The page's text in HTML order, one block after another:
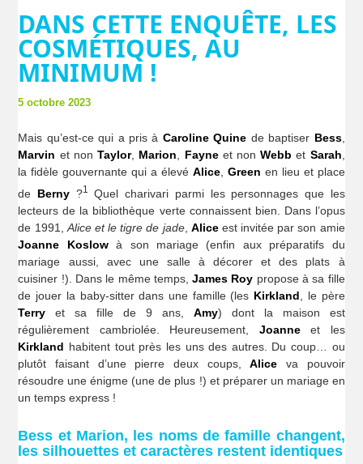
DANS CETTE ENQUÊTE, LES
COSMÉTIQUES, AU
MINIMUM !
5 octobre 2023
Mais qu’est-ce qui a pris à Caroline Quine de baptiser Bess,
Marvin et nonTaylor, Marion, Fayneet nonWebb et Sarah,
la fidèle gouvernante qui a élevé Alice, Green en lieu et place
de Berny ?1
Quel charivari parmi les personnages que les
lecteurs de la bibliothèque verte connaissent bien. Dans l’opus
de 1991, Alice et le tigre de jade, Aliceest invitée par son amie
Joanne Koslowà son mariage (enfin aux préparatifs du
mariage aussi, avec une salle à décorer et des plats à
cuisiner !). Dans le même temps,James Roy propose à sa fille
de jouer la baby-sitter dans une famille (les Kirkland , le père
Terryet sa fille de 9 ans, Amy) dont la maison est
régulièrement cambriolée. Heureusement, Joanneet les
Kirkland habitent tout près les uns des autres. Du coup… ou
plutôt faisant d’une pierre deux coups,Alice va pouvoir
résoudre une énigme (une de plus !) et préparer un mariage en
un temps express !
Bess et Marion, les noms de famille changent,
les silhouettes et caractères restent identiques